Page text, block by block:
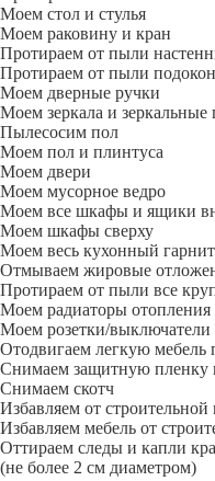
Моем стол и стулья
Моем раковину и кран
Протираем от пыли
Протираем от пыли
Моем дверные ручки
Моем зеркала и зеркальные
Пылесосим пол
Моем пол и плинтуса
Моем двери
Моем мусорное ведро
Моем все шкафы и ящики
Моем шкафы сверху
Моем весь кухонный
Отмываем жировые
Протираем от пыли все
Моем радиаторы отопления
Моем розетки/выключатели
Отодвигаем легкую мебель
Снимаем защитную пленку
Снимаем скотч
Избавляем от
Избавляем мебель от
Оттираем следы и капли
(не более 2 см диаметром)